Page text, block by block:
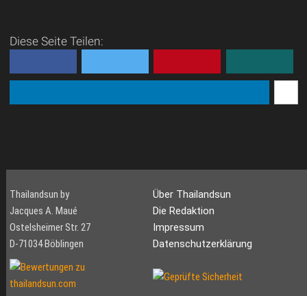
Diese Seite Teilen:
Thailandsun by
Jacques A. Maué
Ostelsheimer Str. 27
D-71034 Böblingen
Über Thailandsun
Die Redaktion
Impressum
Datenschutzerklärung